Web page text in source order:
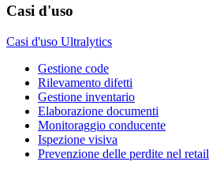
Casi d'uso
Casi d'uso Ultralytics
Gestione code
Rilevamento difetti
Gestione inventario
Elaborazione documenti
Monitoraggio conducente
Ispezione visiva
Prevenzione delle perdite nel retail